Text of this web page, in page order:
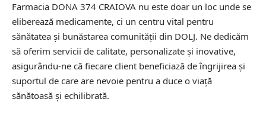
Farmacia DONA 374 CRAIOVA nu este doar un loc unde se
eliberează medicamente, ci un centru vital pentru
sănătatea și bunăstarea comunității din DOLJ. Ne dedicăm
să oferim servicii de calitate, personalizate și inovative,
asigurându-ne că fiecare client beneficiază de îngrijirea și
suportul de care are nevoie pentru a duce o viață
sănătoasă și echilibrată.